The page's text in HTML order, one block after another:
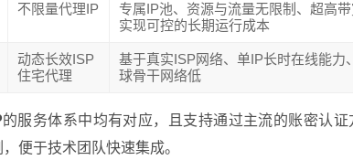
不限量代理IP
专属IP池、资源与流量无限制、超高带
实现可控的长期运行成本
动态长效ISP
住宅代理
基于真实ISP网络、单IP长时在线能力
球骨干网络低
的服务体系中均有对应，且支持通过主流的账密认证
便于技术团队快速集成。